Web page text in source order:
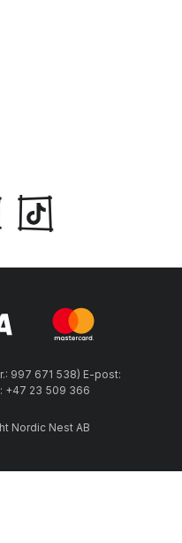
997 671 538) E-post:
+47 23 509 366
Nordic Nest AB